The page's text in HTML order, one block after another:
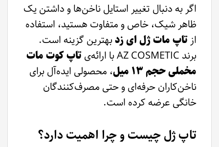
اگر به دنبال تغییر استایل ناخن‌ها و داشتن یک
ظاهر شیک، خاص و متفاوت هستید، استفاده
ازتاپ مات ژل ای زدبهترین گزینه است.
برند AZ COSMETIC با ارائه‌ی
تاپ کوت مات
مخملی حجم ۱۳ میل
، محصولی ایده‌آل برای
ناخن‌کاران حرفه‌ای و حتی مصرف‌کنندگان
خانگی عرضه کرده است.
تاپ ژل چیست و چرا اهمیت دارد؟